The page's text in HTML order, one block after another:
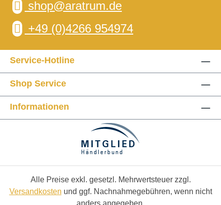
shop@aratrum.de
+49 (0)4266 954974
Service-Hotline
Shop Service
Informationen
Alle Preise exkl. gesetzl. Mehrwertsteuer zzgl.
Versandkosten und ggf. Nachnahmegebühren, wenn nicht
anders angegeben.